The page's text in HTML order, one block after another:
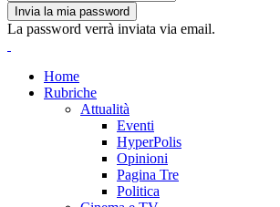
La password verrà inviata via email.
Home
Rubriche
Attualità
Eventi
HyperPolis
Opinioni
Pagina Tre
Politica